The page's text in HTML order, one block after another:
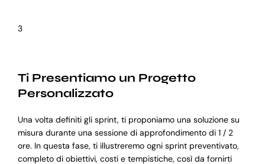
3
Ti Presentiamo un Progetto
Personalizzato
Una volta definiti gli sprint, ti proponiamo una soluzione su
misura durante una sessione di approfondimento di 1 / 2
ore. In questa fase, ti illustreremo ogni sprint preventivato,
completo di obiettivi, costi e tempistiche, così da fornirti